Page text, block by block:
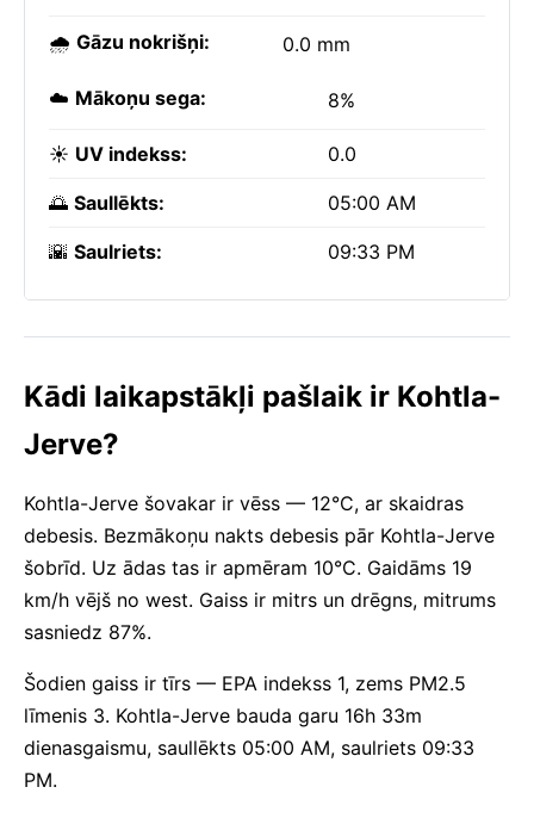
🌧️ Gāzu nokrišņi: 0.0 mm
☁️ Mākoņu sega: 8%
☀️ UV indekss: 0.0
🌅 Saullēkts: 05:00 AM
🌇 Saulriets: 09:33 PM
Kādi laikapstākļi pašlaik ir Kohtla-
Jerve?
Kohtla-Jerve šovakar ir vēss — 12°C, ar skaidras
debesis. Bezmākoņu nakts debesis pār Kohtla-Jerve
šobrīd. Uz ādas tas ir apmēram 10°C. Gaidāms 19
km/h vējš no west. Gaiss ir mitrs un drēgns, mitrums
sasniedz 87%.
Šodien gaiss ir tīrs — EPA indekss 1, zems PM2.5
līmenis 3. Kohtla-Jerve bauda garu 16h 33m
dienasgaismu, saullēkts 05:00 AM, saulriets 09:33
PM.